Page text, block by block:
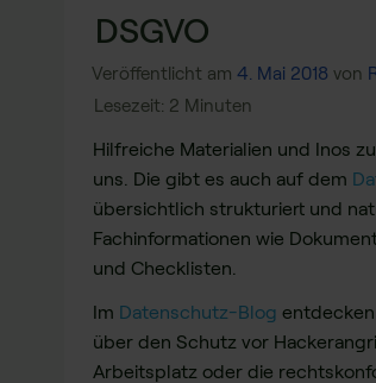
DSGVO
Veröffentlicht am 4. Mai 2018 von
Hilfreiche Materialien und Inos
uns. Die gibt es auch auf dem
übersichtlich strukturiert und
Fachinformationen wie
und Checklisten.
Im Datenschutz-Blog
über den Schutz vor
Arbeitsplatz oder die